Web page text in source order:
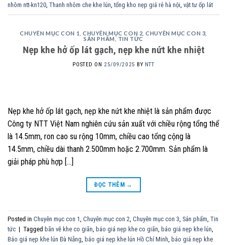
nhôm ntt-kn120 Thanh nhôm che khe lún ,tổng kho nẹp giá rẻ hà nội vật tư ốp lát
CHUYÊN MỤC CON 1 ,CHUYÊN MỤC CON 2 ,CHUYÊN MỤC CON 3
SẢN PHẨM , TIN TỨC
Nẹp khe hở ốp lát gạch, nẹp khe nứt khe nhiệt
POSTED ON 25/09/2025 BY NTT
Nẹp khe hở ốp lát gạch, nẹp khe nứt khe nhiệt là sản phẩm được
Công ty NTT Việt Nam nghiên cứu sản xuất với chiều rộng tổng thể
là 14.5mm, ron cao su rộng 10mm, chiều cao tổng cộng là
14.5mm, chiều dài thanh 2.500mm hoặc 2.700mm. Sản phẩm là
giải pháp phù hợp […]
ĐỌC THÊM →
Posted in Chuyên mục con 1, Chuyên mục con 2, Chuyên mục con 3, Sản phẩm, Tin
tức | Tagged bãn vẽ khe co giãn, báo giá nẹp khe co giãn, báo giá nẹp khe lún,
Báo giá nẹp khe lún Đà Nẵng, báo giá nẹp khe lún Hồ Chí Minh, báo giá nẹp khe